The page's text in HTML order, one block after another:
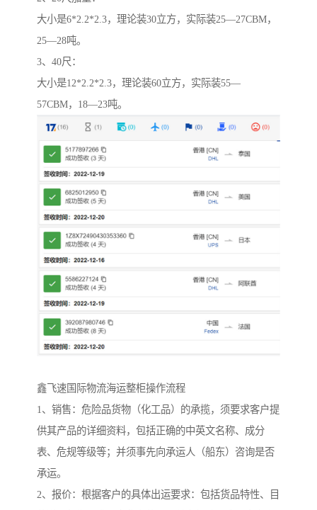
大小是6*2.2*2.3，理论装30立方，实际装25—27CBM，
25—28吨。
3、40尺：
大小是12*2.2*2.3，理论装60立方，实际装55—
57CBM，18—23吨。
鑫飞速国际物流海运整柜操作流程
1、销售：危险品货物（化工品）的承揽，须要求客户提
供其产品的详细资料，包括正确的中英文名称、成分
表、危规等级等；并须事先向承运人（船东）咨询是否
承运。
2、报价：根据客户的具体出运要求：包括货品特性、目